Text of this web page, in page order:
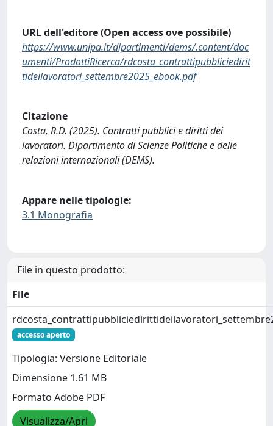
URL dell'editore (Open access ove possibile)
https://www.unipa.it/dipartimenti/dems/.content/doc
umenti/ProdottiRicerca/rdcosta_contrattipubbliciedirit
tideilavoratori_settembre2025_ebook.pdf
Citazione
Costa, R.D. (2025). Contratti pubblici e diritti dei
lavoratori. Dipartimento di Scienze Politiche e delle
relazioni internazionali (DEMS).
Appare nelle tipologie:
3.1 Monografia
File in questo prodotto:
File
accesso aperto
Tipologia: Versione Editoriale
Dimensione 1.61 MB
Formato Adobe PDF
Visualizza/Apri